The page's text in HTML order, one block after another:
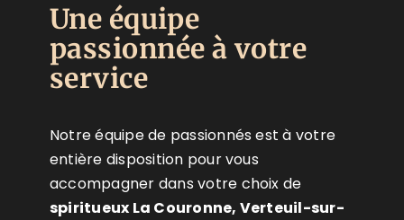
Une équipe
passionnée à votre
service
Notre équipe de passionnés est à votre
entière disposition pour vous
accompagner dans votre choix de
spiritueux La Couronne, Verteuil-sur-